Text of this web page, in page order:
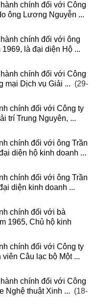
chính đối với Công
ông Lương Nguyễn ...
chính đối với ông
là đại diện Hộ ...
chính đối với Công
mại Dịch vụ Giải ... (29-
chính đối với Công ty
trí Trung Nguyên, ...
chính đối với ông Trần
diện hộ kinh doanh ...
chính đối với ông Trần
diện kinh doanh ...
chính đối với bà
1965, Chủ hộ kinh
chính đối với Công ty
Câu lạc bộ Một ...
chính đối với Công
Nghệ thuật Xinh ... (18-